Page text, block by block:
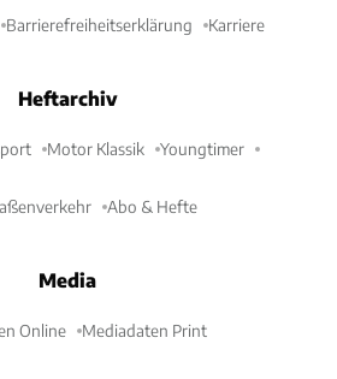
Barrierefreiheitserklärung Karriere
Heftarchiv
Motor Klassik Youngtimer
Abo & Hefte
Media
Online Mediadaten Print